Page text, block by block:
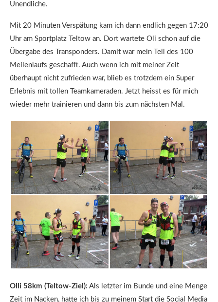
Unendliche.
Mit 20 Minuten Verspätung kam ich dann endlich gegen 17:20
Uhr am Sportplatz Teltow an. Dort wartete Oli schon auf die
Übergabe des Transponders. Damit war mein Teil des 100
Meilenlaufs geschafft. Auch wenn ich mit meiner Zeit
überhaupt nicht zufrieden war, blieb es trotzdem ein Super
Erlebnis mit tollen Teamkameraden. Jetzt heisst es für mich
wieder mehr trainieren und dann bis zum nächsten Mal.
Olli 58km (Teltow-Ziel): Als letzter im Bunde und eine Menge
Zeit im Nacken, hatte ich bis zu meinem Start die Social Media